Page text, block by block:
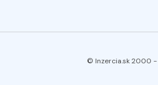
© Inzercia.sk 2000 -